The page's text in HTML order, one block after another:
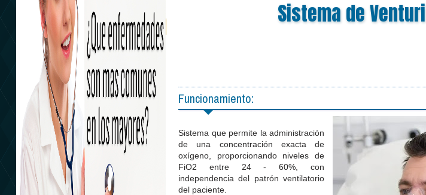
Amabilidad y Confianza
Sistema de Venturi
Funcionamiento:
Sistema que permite la administración
de una concentración exacta de
oxígeno, proporcionando niveles de
FiO2 entre 24 - 60%, con
independencia del patrón ventilatorio
del paciente.